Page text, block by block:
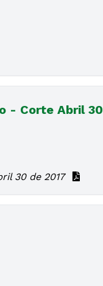
- Corte Abril 30
30 de 2017